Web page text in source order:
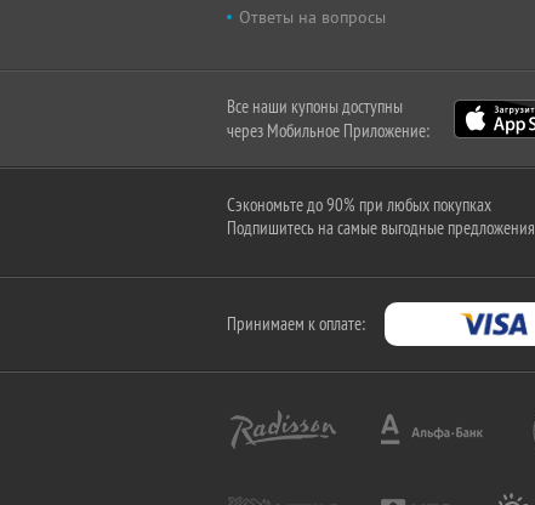
Ответы на вопросы
Все наши купоны доступны
через Мобильное Приложение:
Сэкономьте до 90% при любых покупках
Подпишитесь на самые выгодные предложения
Принимаем к оплате: